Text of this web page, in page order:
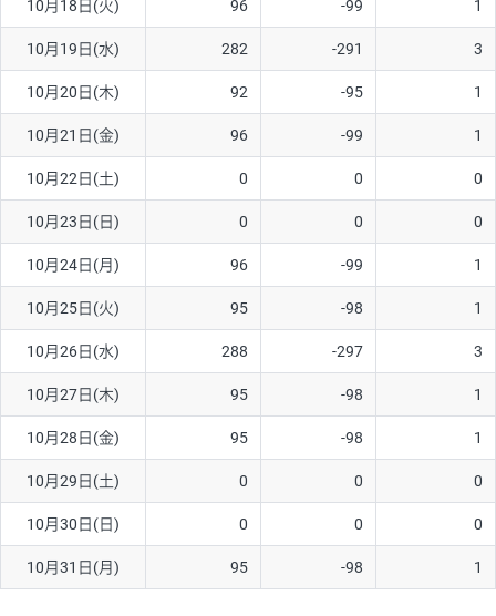
10月18日(火) 96 -99 1
10月19日(水) 282 -291 3
10月20日(木) 92 -95 1
10月21日(金) 96 -99 1
10月22日(土) 0 0 0
10月23日(日) 0 0 0
10月24日(月) 96 -99 1
10月25日(火) 95 -98 1
10月26日(水) 288 -297 3
10月27日(木) 95 -98 1
10月28日(金) 95 -98 1
10月29日(土) 0 0 0
10月30日(日) 0 0 0
10月31日(月) 95 -98 1